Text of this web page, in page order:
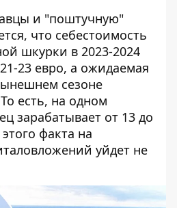
и "поштучную"
что себестоимость
шкурки в 2023-2024
23 евро, а ожидаемая
сезоне
есть, на одном
зарабатывает от 13 до
факта на
уйдет не